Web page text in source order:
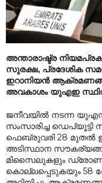
അന്താരാഷ്ട്ര
സുരക്ഷ, പ്രദേശിക
ഇറാനിയൻ
അവകാശം യുഎഇ
ജനീവയിൽ നടന്ന
സംസാരിച്ച ഡെപ്യൂട്ടി
ഫെബ്രുവരി 28 മുതൽ
അടിസ്ഥാന
മിസൈലുകളും
കൊല്ലപ്പെടുകയും 58